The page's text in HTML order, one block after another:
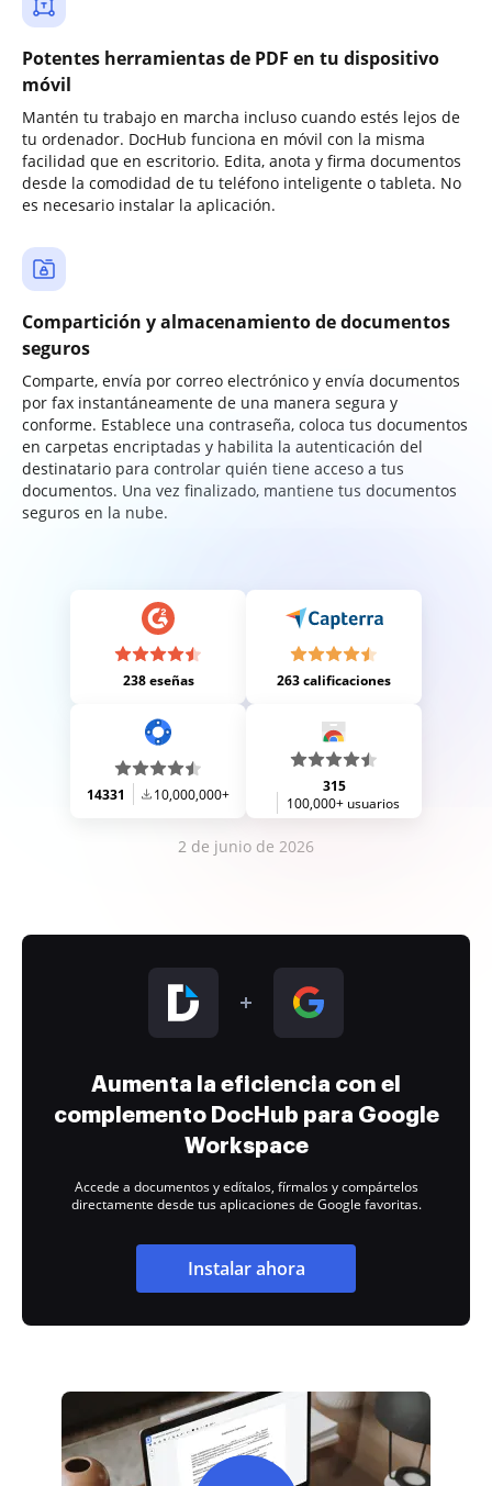
Potentes herramientas de PDF en tu dispositivo
móvil
Mantén tu trabajo en marcha incluso cuando estés lejos de
tu ordenador. DocHub funciona en móvil con la misma
facilidad que en escritorio. Edita, anota y firma documentos
desde la comodidad de tu teléfono inteligente o tableta. No
es necesario instalar la aplicación.
Compartición y almacenamiento de documentos
seguros
Comparte, envía por correo electrónico y envía documentos
por fax instantáneamente de una manera segura y
conforme. Establece una contraseña, coloca tus documentos
en carpetas encriptadas y habilita la autenticación del
destinatario para controlar quién tiene acceso a tus
documentos. Una vez finalizado, mantiene tus documentos
seguros en la nube.
238 eseñas 263 calificaciones
14331 10,000,000+
315
100,000+ usuarios
2 de junio de 2026
Aumenta la eficiencia con el
complemento DocHub para Google
Workspace
Accede a documentos y edítalos, fírmalos y compártelos
directamente desde tus aplicaciones de Google favoritas.
Instalar ahora